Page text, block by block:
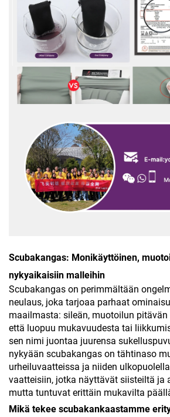
Scubakangas: Monikäyttöinen,
nykyaikaisiin malleihin
Scubakangas on perimmältään
neulaus, joka tarjoaa parhaat
maailmasta: sileän, muotoilun pitävän
että luopuu mukavuudesta tai
sen nimi juontaa juurensa
nykyään scubakangas on tähtinaso
urheiluvaatteissa ja niiden
vaatteisiin, jotka näyttävät siisteiltä ja
mutta tuntuvat erittäin mukavilta
Mikä tekee scubakankaastamme